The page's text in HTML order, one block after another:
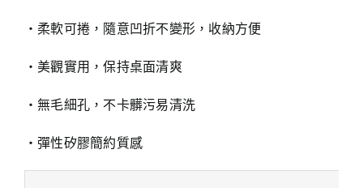
‧柔軟可捲，隨意凹折不變形，收納方便
‧美觀實用，保持桌面清爽
‧無毛細孔，不卡髒污易清洗
‧彈性矽膠簡約質感